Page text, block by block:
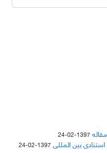
1397-02-24
بین المللی 1397-02-24